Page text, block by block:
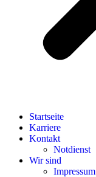
Startseite
Karriere
Kontakt
Notdienst
Wir sind
Impressum